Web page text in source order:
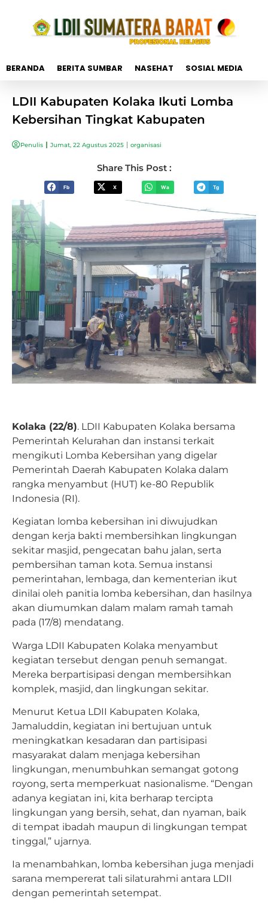
BERANDA BERITA SUMBAR NASEHAT SOSIAL MEDIA
LDII Kabupaten Kolaka Ikuti Lomba
Kebersihan Tingkat Kabupaten
Penulis Jumat, 22 Agustus 2025 organisasi
Share This Post :
Fb X Wa Tg
Kolaka (22/8). LDII Kabupaten Kolaka bersama
Pemerintah Kelurahan dan instansi terkait
mengikuti Lomba Kebersihan yang digelar
Pemerintah Daerah Kabupaten Kolaka dalam
rangka menyambut (HUT) ke-80 Republik
Indonesia (RI).
Kegiatan lomba kebersihan ini diwujudkan
dengan kerja bakti membersihkan lingkungan
sekitar masjid, pengecatan bahu jalan, serta
pembersihan taman kota. Semua instansi
pemerintahan, lembaga, dan kementerian ikut
dinilai oleh panitia lomba kebersihan, dan hasilnya
akan diumumkan dalam malam ramah tamah
pada (17/8) mendatang.
Warga LDII Kabupaten Kolaka menyambut
kegiatan tersebut dengan penuh semangat.
Mereka berpartisipasi dengan membersihkan
komplek, masjid, dan lingkungan sekitar.
Menurut Ketua LDII Kabupaten Kolaka,
Jamaluddin, kegiatan ini bertujuan untuk
meningkatkan kesadaran dan partisipasi
masyarakat dalam menjaga kebersihan
lingkungan, menumbuhkan semangat gotong
royong, serta memperkuat nasionalisme. “Dengan
adanya kegiatan ini, kita berharap tercipta
lingkungan yang bersih, sehat, dan nyaman, baik
di tempat ibadah maupun di lingkungan tempat
tinggal,” ujarnya.
Ia menambahkan, lomba kebersihan juga menjadi
sarana mempererat tali silaturahmi antara LDII
dengan pemerintah setempat.